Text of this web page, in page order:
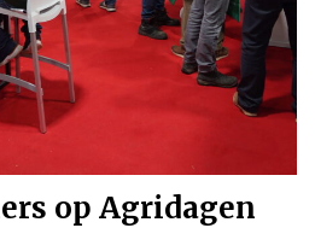
op Agridagen